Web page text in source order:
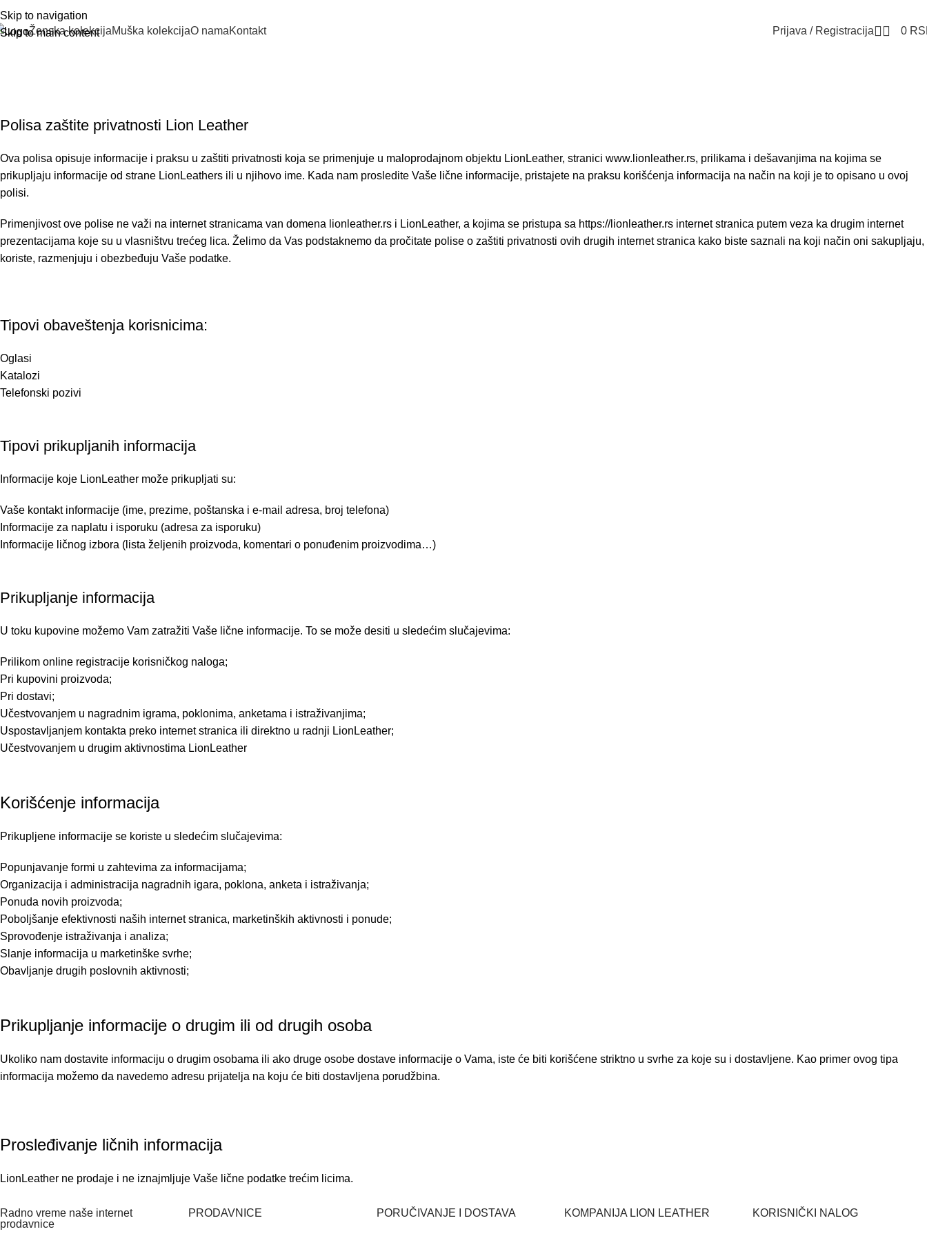
Skip to navigation
Skip to main content
Ženska kolekcijaMuška kolekcijaO namaKontakt Prijava / Registracija 0
Polisa zaštite privatnosti Lion Leather
Ova polisa opisuje informacije i praksu u zaštiti privatnosti koja se primenjuje u maloprodajnom objektu LionLeather, stranici www.lionleather.rs, prilikama i dešavanjima na kojima se
prikupljaju informacije od strane LionLeathers ili u njihovo ime. Kada nam prosledite Vaše lične informacije, pristajete na praksu korišćenja informacija na način na koji je to opisano u ovoj
polisi.
Primenjivost ove polise ne važi na internet stranicama van domena lionleather.rs i LionLeather, a kojima se pristupa sa https://lionleather.rs internet stranica putem veza ka drugim internet
prezentacijama koje su u vlasništvu trećeg lica. Želimo da Vas podstaknemo da pročitate polise o zaštiti privatnosti ovih drugih internet stranica kako biste saznali na koji način oni sakupljaju,
koriste, razmenjuju i obezbeđuju Vaše podatke.
Tipovi obaveštenja korisnicima:
Oglasi
Katalozi
Telefonski pozivi
Tipovi prikupljanih informacija
Informacije koje LionLeather može prikupljati su:
Vaše kontakt informacije (ime, prezime, poštanska i e-mail adresa, broj telefona)
Informacije za naplatu i isporuku (adresa za isporuku)
Informacije ličnog izbora (lista željenih proizvoda, komentari o ponuđenim proizvodima…)
Prikupljanje informacija
U toku kupovine možemo Vam zatražiti Vaše lične informacije. To se može desiti u sledećim slučajevima:
Prilikom online registracije korisničkog naloga;
Pri kupovini proizvoda;
Pri dostavi;
Učestvovanjem u nagradnim igrama, poklonima, anketama i istraživanjima;
Uspostavljanjem kontakta preko internet stranica ili direktno u radnji LionLeather;
Učestvovanjem u drugim aktivnostima LionLeather
Korišćenje informacija
Prikupljene informacije se koriste u sledećim slučajevima:
Popunjavanje formi u zahtevima za informacijama;
Organizacija i administracija nagradnih igara, poklona, anketa i istraživanja;
Ponuda novih proizvoda;
Poboljšanje efektivnosti naših internet stranica, marketinških aktivnosti i ponude;
Sprovođenje istraživanja i analiza;
Slanje informacija u marketinške svrhe;
Obavljanje drugih poslovnih aktivnosti;
Prikupljanje informacije o drugim ili od drugih osoba
Ukoliko nam dostavite informaciju o drugim osobama ili ako druge osobe dostave informacije o Vama, iste će biti korišćene striktno u svrhe za koje su i dostavljene. Kao primer ovog tipa
informacija možemo da navedemo adresu prijatelja na koju će biti dostavljena porudžbina.
Prosleđivanje ličnih informacija
LionLeather ne prodaje i ne iznajmljuje Vaše lične podatke trećim licima.
Radno vreme naše internet
prodavnice
PRODAVNICE PORUČIVANJE I DOSTAVA KOMPANIJA LION LEATHER KORISNIČKI NALOG